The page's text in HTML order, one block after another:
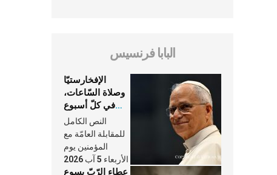
البابا فرنسيس
الإفخارستيّا
وصلاة السّاعات،
في كلّ أسبوع
وكلّ يوم، هما
النَّفَس في حياة
الكنيسة
النص الكامل
للمقابلة العامّة مع
المؤمنين يوم
الأربعاء 5 آب 2026
عطاء الرّبّ يسوع